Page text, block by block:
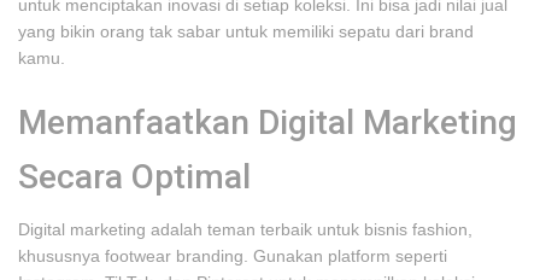
untuk menciptakan inovasi di setiap koleksi. Ini bisa jadi nilai jual
yang bikin orang tak sabar untuk memiliki sepatu dari brand
kamu.
Memanfaatkan Digital Marketing
Secara Optimal
Digital marketing adalah teman terbaik untuk bisnis fashion,
khususnya footwear branding. Gunakan platform seperti